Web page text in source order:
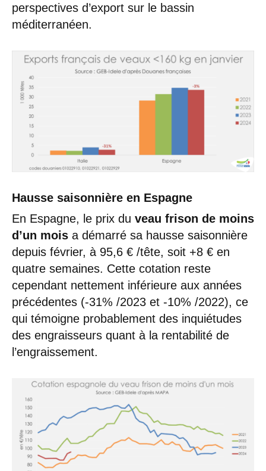
perspectives d’export sur le bassin
méditerranéen.
Hausse saisonnière en Espagne
En Espagne, le prix du veau frison de moins
d’un mois a démarré sa hausse saisonnière
depuis février, à 95,6 € /tête, soit +8 € en
quatre semaines. Cette cotation reste
cependant nettement inférieure aux années
précédentes (-31% /2023 et -10% /2022), ce
qui témoigne probablement des inquiétudes
des engraisseurs quant à la rentabilité de
l’engraissement.